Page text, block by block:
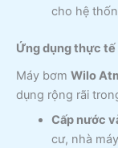
cho hệ
Ứng dụng thực tế
Máy bơm Wilo
dụng rộng rãi
Cấp nước
cư, nhà